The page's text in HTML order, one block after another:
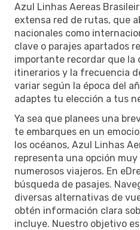
Azul Linhas Aereas
extensa red de rutas, que
nacionales como
clave o parajes apartados
importante recordar que la
itinerarios y la frecuencia
variar según la época del
adaptes tu elección a tus
Ya sea que planees una
te embarques en un
los océanos, Azul Linhas
representa una opción
numerosos viajeros. En
búsqueda de pasajes.
diversas alternativas de
obtén información clara
incluye. Nuestro objetivo